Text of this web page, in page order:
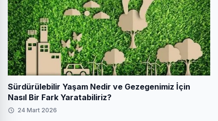
Sürdürülebilir Yaşam Nedir ve Gezegenimiz İçin
Nasıl Bir Fark Yaratabiliriz?
24 Mart 2026